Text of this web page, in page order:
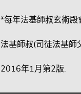
*每年法基師叔玄術殿
法基師叔(司徒法基師
2016年1月第2版.